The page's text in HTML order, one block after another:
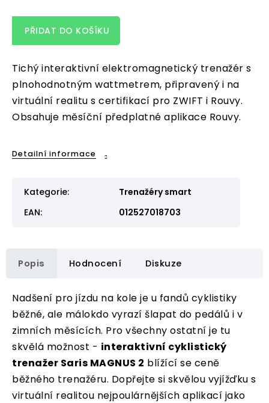
PŘIDAT DO KOŠÍKU
Tichý interaktivní elektromagnetický trenažér s
plnohodnotným wattmetrem, připravený i na
virtuální realitu s certifikací pro ZWIFT i Rouvy.
Obsahuje měsíční předplatné aplikace Rouvy.
Detailní informace
Kategorie:
Trenažéry smart
EAN: 012527018703
Popis Hodnocení Diskuze
Nadšení pro jízdu na kole je u fandů cyklistiky
běžné, ale málokdo vyrazí šlapat do pedálů i v
zimních měsících. Pro všechny ostatní je tu
skvělá možnost - interaktivní cyklistický
trenažer Saris MAGNUS 2 blížící se ceně
běžného trenažéru. Dopřejte si skvělou vyjížďku s
virtuální realitou nejpoulárnějších aplikací jako